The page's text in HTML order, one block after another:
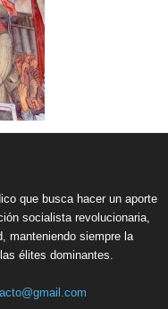
que busca hacer un aporte
socialista revolucionaria,
manteniendo siempre la
élites dominantes.